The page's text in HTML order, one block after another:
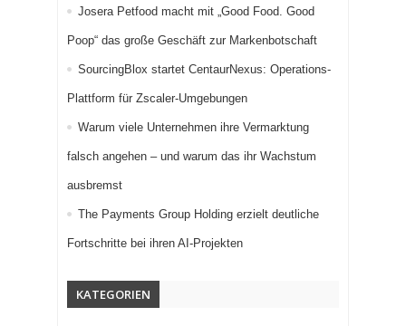
Josera Petfood macht mit „Good Food. Good
Poop“ das große Geschäft zur Markenbotschaft
SourcingBlox startet CentaurNexus: Operations-
Plattform für Zscaler-Umgebungen
Warum viele Unternehmen ihre Vermarktung
falsch angehen – und warum das ihr Wachstum
ausbremst
The Payments Group Holding erzielt deutliche
Fortschritte bei ihren AI-Projekten
KATEGORIEN